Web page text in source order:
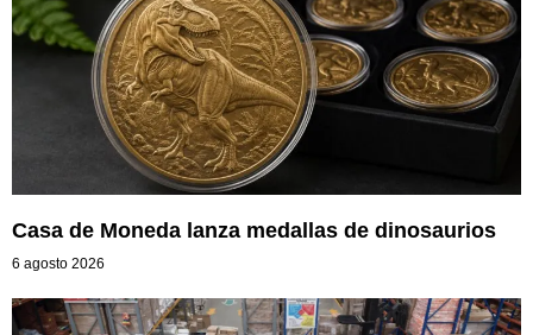
Casa de Moneda lanza medallas de dinosaurios
6 agosto 2026